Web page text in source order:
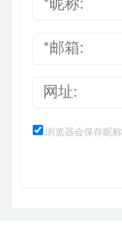
浏览器会保存昵